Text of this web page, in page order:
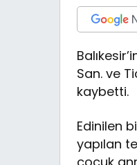
San. ve
kaybetti.
Edinilen
yapılan